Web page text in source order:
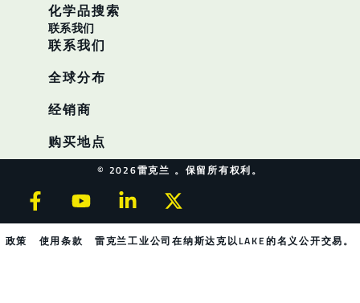
化学品搜索
联系我们
联系我们
全球分布
经销商
购买地点
© 2026雷克兰 。保留所有权利。
政策 使用条款 雷克兰工业公司在纳斯达克以LAKE的名义公开交易。